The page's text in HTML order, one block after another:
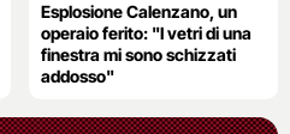
Esplosione Calenzano, un
operaio ferito: "I vetri di una
finestra mi sono schizzati
addosso"